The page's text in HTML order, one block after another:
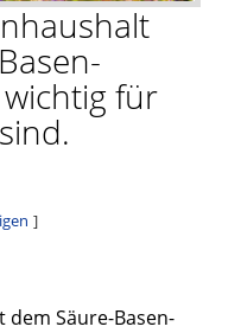
für
Säure-Basen-